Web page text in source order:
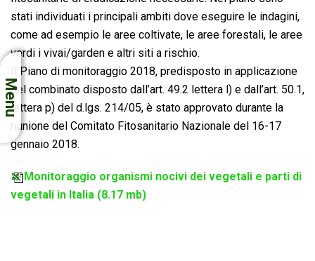
Menu
stati individuati i principali ambiti dove eseguire le indagini,
come ad esempio le aree coltivate, le aree forestali, le aree
verdi i vivai/garden e altri siti a rischio.
Il Piano di monitoraggio 2018, predisposto in applicazione
del combinato disposto dall’art. 49.2 lettera l) e dall’art. 50.1,
lettera p) del d.lgs. 214/05, è stato approvato durante la
riunione del Comitato Fitosanitario Nazionale del 16-17
gennaio 2018.
Monitoraggio organismi nocivi dei vegetali e parti di
vegetali in Italia (8.17 mb)